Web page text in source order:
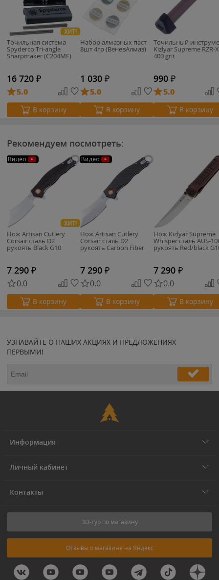
ХИТ!
Точильная система
Spyderco Tri-angle
Sharpmaker (C204MF)
16 720 ₽
5.0
В корзину
Набор алмазных паст
8шт 4гр (ВеневАлмаз)
1 030 ₽
5.0
В корзину
Точильный
Kizlyar Supreme RZR-
400 grit
990 ₽
5.0
В корзину
Рекомендуем посмотреть:
Видео
ХИТ!
Нож Artisan Cutlery
Corsair сталь D2
рукоять Black G10
7 290 ₽
0.0
В корзину
Видео
Нож Artisan Cutlery
Corsair сталь D2
рукоять Carbon Fiber
7 290 ₽
0.0
В корзину
Нож Kizlyar Supreme
Whisper сталь AUS-
рукоять Red/black
7 290 ₽
0.0
В корзину
УЗНАВАЙТЕ О НАШИХ АКЦИЯХ И ПРЕДЛОЖЕНИЯХ
ПЕРВЫМИ!
Информация
Личный кабинет
Контакты
3D-тур по магазину
Отзывы о магазине на Яндекс